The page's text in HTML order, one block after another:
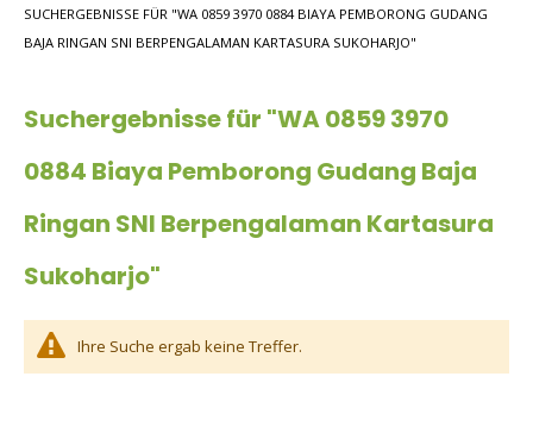
SUCHERGEBNISSE FÜR "WA 0859 3970 0884 BIAYA PEMBORONG GUDANG
BAJA RINGAN SNI BERPENGALAMAN KARTASURA SUKOHARJO"
Suchergebnisse für "WA 0859 3970
0884 Biaya Pemborong Gudang Baja
Ringan SNI Berpengalaman Kartasura
Sukoharjo"
Ihre Suche ergab keine Treffer.